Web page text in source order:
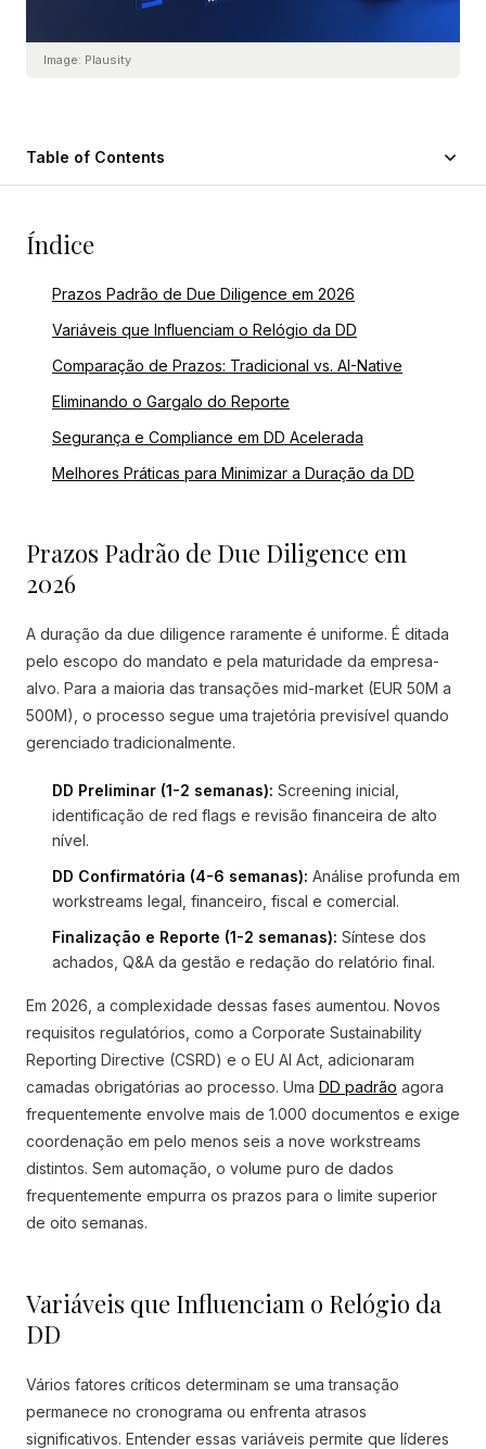
Image: Plausity
Table of Contents
Índice
Prazos Padrão de Due Diligence em 2026
Variáveis que Influenciam o Relógio da DD
Comparação de Prazos: Tradicional vs. AI-Native
Eliminando o Gargalo do Reporte
Segurança e Compliance em DD Acelerada
Melhores Práticas para Minimizar a Duração da DD
Prazos Padrão de Due Diligence em
2026
A duração da due diligence raramente é uniforme. É ditada
pelo escopo do mandato e pela maturidade da empresa-
alvo. Para a maioria das transações mid-market (EUR 50M a
500M), o processo segue uma trajetória previsível quando
gerenciado tradicionalmente.
DD Preliminar (1-2 semanas): Screening inicial,
identificação de red flags e revisão financeira de alto
nível.
DD Confirmatória (4-6 semanas): Análise profunda em
workstreams legal, financeiro, fiscal e comercial.
Finalização e Reporte (1-2 semanas): Síntese dos
achados, Q&A da gestão e redação do relatório final.
Em 2026, a complexidade dessas fases aumentou. Novos
requisitos regulatórios, como a Corporate Sustainability
Reporting Directive (CSRD) e o EU AI Act, adicionaram
camadas obrigatórias ao processo. Uma DD padrão agora
frequentemente envolve mais de 1.000 documentos e exige
coordenação em pelo menos seis a nove workstreams
distintos. Sem automação, o volume puro de dados
frequentemente empurra os prazos para o limite superior
de oito semanas.
Variáveis que Influenciam o Relógio da
DD
Vários fatores críticos determinam se uma transação
permanece no cronograma ou enfrenta atrasos
significativos. Entender essas variáveis permite que líderes